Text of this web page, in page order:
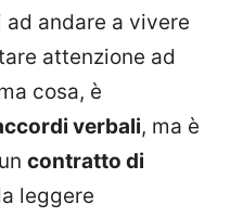
andare a vivere
attenzione ad
cosa, è
verbali, ma è
contratto di
leggere